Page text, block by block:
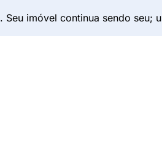
imóvel continua sendo seu;